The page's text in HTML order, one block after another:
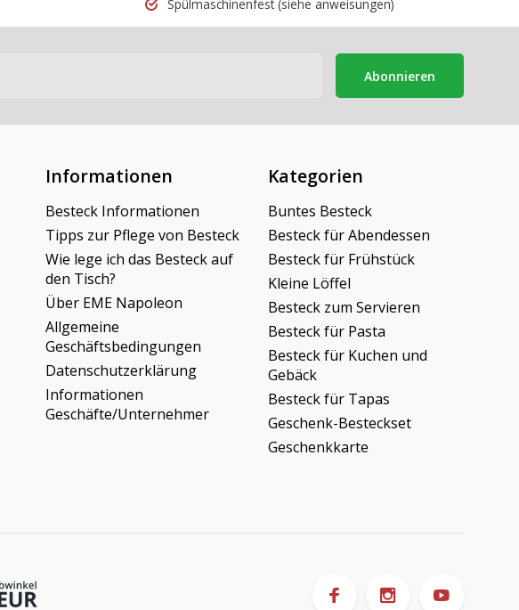
Spülmaschinenfest(siehe anweisungen)
Abonnieren
Informationen
Besteck Informationen
Tipps zur Pflege von Besteck
Wie lege ich das Besteck auf
den Tisch?
Über EME Napoleon
Allgemeine
Geschäftsbedingungen
Datenschutzerklärung
Informationen
Geschäfte/Unternehmer
Kategorien
Buntes Besteck
Besteck für Abendessen
Besteck für Frühstück
Kleine Löffel
Besteck zum Servieren
Besteck für Pasta
Besteck für Kuchen und
Gebäck
Besteck für Tapas
Geschenk-Besteckset
Geschenkkarte